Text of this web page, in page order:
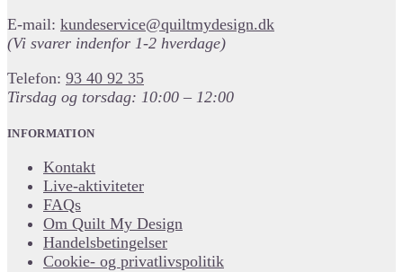
E-mail: kundeservice@quiltmydesign.dk
(Vi svarer indenfor 1-2 hverdage)
Telefon: 93 40 92 35
Tirsdag og torsdag: 10:00 – 12:00
INFORMATION
Kontakt
Live-aktiviteter
FAQs
Om Quilt My Design
Handelsbetingelser
Cookie- og privatlivspolitik